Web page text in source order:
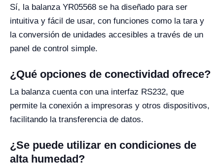
Sí, la balanza YR05568 se ha diseñado para ser
intuitiva y fácil de usar, con funciones como la tara y
la conversión de unidades accesibles a través de un
panel de control simple.
¿Qué opciones de conectividad ofrece?
La balanza cuenta con una interfaz RS232, que
permite la conexión a impresoras y otros dispositivos,
facilitando la transferencia de datos.
¿Se puede utilizar en condiciones de
alta humedad?